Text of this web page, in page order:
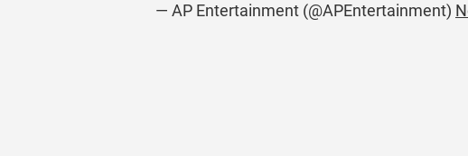
— AP Entertainment (@APEntertainment)